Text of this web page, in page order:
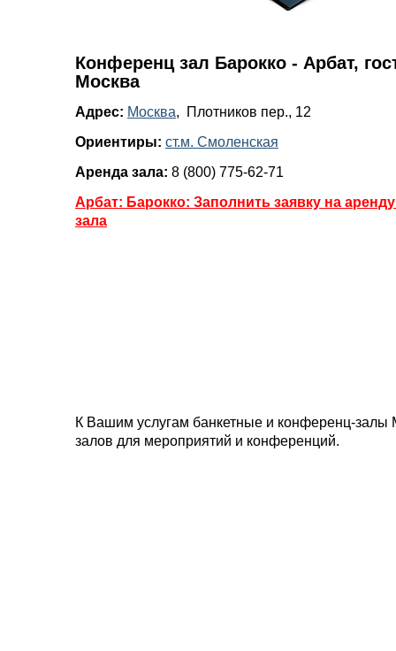
Конференц зал Барокко - Арбат,
Москва
Адрес: Москва, Плотников пер., 12
Ориентиры: ст.м. Смоленская
Аренда зала: 8 (800) 775-62-71
Арбат: Барокко: Заполнить заявку на
зала
К Вашим услугам банкетные и конференц-залы
залов для мероприятий и конференций.